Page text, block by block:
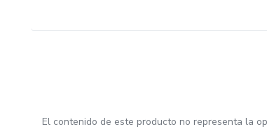
El contenido de este producto no representa la